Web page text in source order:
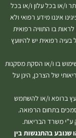
ו/או בכל עלון ו/או בכל
איננו מידע רפואי ולא
בו התוויה רפואית
רפואית יש להיוועץ
בו ו/או הסקת מסקנות
של הצרכן, הינן על
ברופא ו/או להשתמש
בתחום הרפואה.
משרד הבריאות.
שנובע בהתנגשות בין